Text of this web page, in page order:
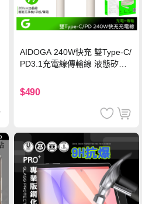
AIDOGA 240W快充 雙Type-C/
PD3.1充電線傳輸線 液態矽膠
機/平板/筆電
$490